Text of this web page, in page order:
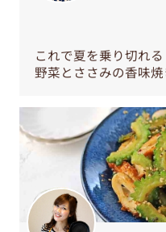
これで夏を乗り切れ
野菜とささみの香味焼